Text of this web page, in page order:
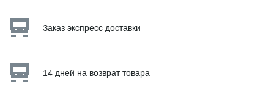
Заказ экспресс доставки
14 дней на возврат товара